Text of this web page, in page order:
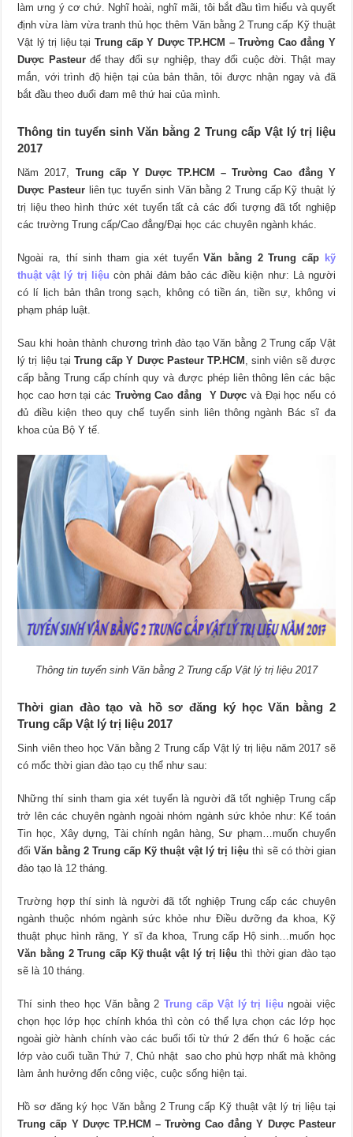
làm ưng ý cơ chứ. Nghĩ hoài, nghĩ mãi, tôi bắt đầu tìm hiểu và quyết
định vừa làm vừa tranh thủ học thêm Văn bằng 2 Trung cấp Kỹ thuật
Vật lý trị liệu tại Trung cấp Y Dược TP.HCM – Trường Cao đẳng Y
Dược Pasteurđể thay đổi sự nghiệp, thay đổi cuộc đời. Thật may
mắn, với trình độ hiện tại của bản thân, tôi được nhận ngay và đã
bắt đầu theo đuổi đam mê thứ hai của mình.
Thông tin tuyển sinh Văn bằng 2 Trung cấp Vật lý trị liệu
2017
Năm 2017, Trung cấp Y Dược TP.HCM – Trường Cao đẳng Y
Dược Pasteur liên tục tuyển sinh Văn bằng 2 Trung cấp Kỹ thuật lý
trị liệu theo hình thức xét tuyển tất cả các đối tượng đã tốt nghiệp
các trường Trung cấp/Cao đẳng/Đại học các chuyên ngành khác.
Ngoài ra, thí sinh tham gia xét tuyểnVăn bằng 2 Trung cấp kỹ
thuật vật lý trị liệu còn phải đảm bảo các điều kiện như: Là người
có lí lịch bản thân trong sạch, không có tiền án, tiền sự, không vi
phạm pháp luật.
Sau khi hoàn thành chương trình đào tạo Văn bằng 2 Trung cấp Vật
lý trị liệu tạiTrung cấp Y Dược Pasteur TP.HCM , sinh viên sẽ được
cấp bằng Trung cấp chính quy và được phép liên thông lên các bậc
học cao hơn tại các Trường Cao đẳng Y Dược và Đại học nếu có
đủ điều kiện theo quy chế tuyển sinh liên thông ngành Bác sĩ đa
khoa của Bộ Y tế.
Thông tin tuyển sinh Văn bằng 2 Trung cấp Vật lý trị liệu 2017
Thời gian đào tạo và hồ sơ đăng ký học Văn bằng 2
Trung cấp Vật lý trị liệu 2017
Sinh viên theo học Văn bằng 2 Trung cấp Vật lý trị liệu năm 2017 sẽ
có mốc thời gian đào tạo cụ thể như sau:
Những thí sinh tham gia xét tuyển là người đã tốt nghiệp Trung cấp
trở lên các chuyên ngành ngoài nhóm ngành sức khỏe như: Kế toán
Tin học, Xây dựng, Tài chính ngân hàng, Sư phạm…muốn chuyển
đổiVăn bằng 2 Trung cấp Kỹ thuật vật lý trị liệu thì sẽ có thời gian
đào tạo là 12 tháng.
Trường hợp thí sinh là người đã tốt nghiệp Trung cấp các chuyên
ngành thuộc nhóm ngành sức khỏe như Điều dưỡng đa khoa, Kỹ
thuật phục hình răng, Y sĩ đa khoa, Trung cấp Hộ sinh…muốn học
Văn bằng 2 Trung cấp Kỹ thuật vật lý trị liệu thì thời gian đào tạo
sẽ là 10 tháng.
Thí sinh theo học Văn bằng 2 Trung cấp Vật lý trị liệu ngoài việc
chọn học lớp học chính khóa thì còn có thể lựa chọn các lớp học
ngoài giờ hành chính vào các buổi tối từ thứ 2 đến thứ 6 hoặc các
lớp vào cuối tuần Thứ 7, Chủ nhật sao cho phù hợp nhất mà không
làm ảnh hưởng đến công việc, cuộc sống hiện tại.
Hồ sơ đăng ký học Văn bằng 2 Trung cấp Kỹ thuật vật lý trị liệu tại
Trung cấp Y Dược TP.HCM – Trường Cao đẳng Y Dược Pasteur